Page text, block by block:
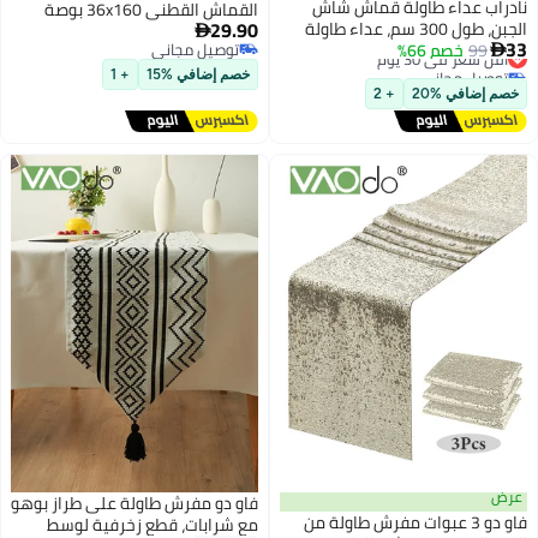
عداء طاولة قماش شاش
الجبن، طول 300 سم، عداء طاولة
ريفي شبه شفاف من
الجبن، مناسب لحفلات
استحمام الأطفال، حفلات
زينة طاولات المنازل، حفلات
لون بيج
خصم 66%
في 30 يوم
مجاني
في 30 يوم
%20
+ 2
القماش القطني 36x160 بوصة
مفرش طاولة من القماش القطني
بوهو شفاف ريفي لحفلات الزفاف
وحفلات استقبال المولود الجديد
وحفلات أعياد الميلاد وزينة طاولات
الكعك (أزرق)
 29.90
توصيل مجاني
توصيل مجاني
خصم إضافي %15 + 1
فاو دو 3 عبوات مفرش طاولة من
فاو دو مفرش طاولة على طراز بوهو
مع شرابات، قطع زخرفية لوسط